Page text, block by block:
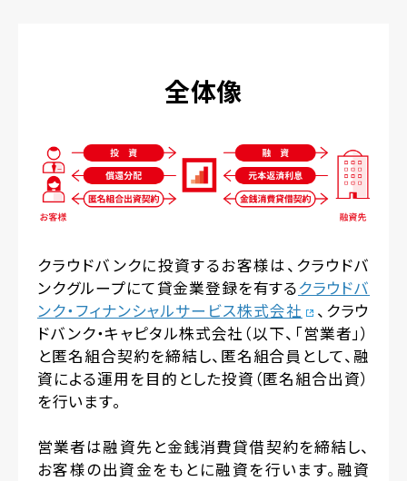
全体像
クラウドバンクに投資するお客様は、クラウドバ
ンクグループにて貸金業登録を有するクラウドバ
ンク・フィナンシャルサービス株式会社
、クラウ
ドバンク・キャピタル株式会社（以下、「営業者」）
と匿名組合契約を締結し、匿名組合員として、融
資による運用を目的とした投資（匿名組合出資）
を行います。
営業者は融資先と金銭消費貸借契約を締結し、
お客様の出資金をもとに融資を行います。融資